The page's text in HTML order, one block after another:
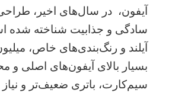
آیفون، در سال‌های اخیر،
سادگی و جذابیت شناخته شده
آیلند و رنگ‌بندی‌های خاص،
سیم‌کارت، باتری ضعیف‌تر و